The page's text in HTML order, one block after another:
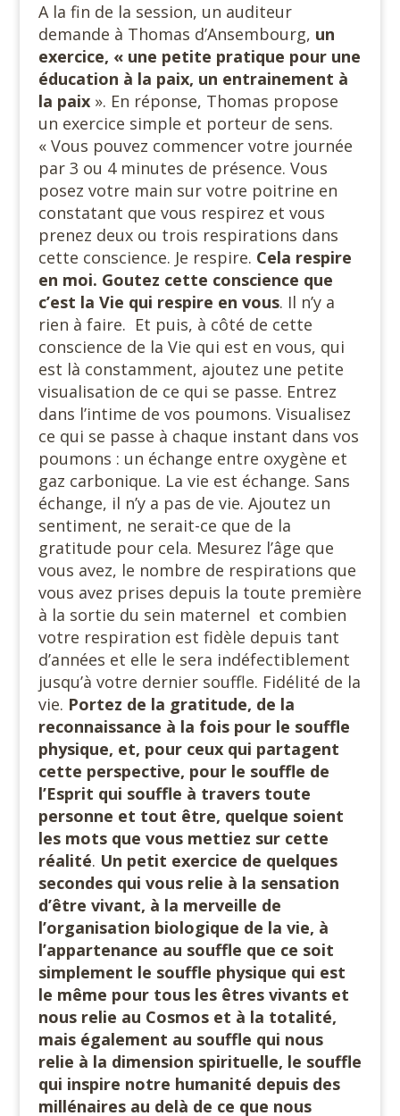
A la fin de la session, un auditeur
demande à Thomas d’Ansembourg, un
exercice, « une petite pratique pour une
éducation à la paix, un entrainement à
la paix ». En réponse, Thomas propose
un exercice simple et porteur de sens.
« Vous pouvez commencer votre journée
par 3 ou 4 minutes de présence. Vous
posez votre main sur votre poitrine en
constatant que vous respirez et vous
prenez deux ou trois respirations dans
cette conscience. Je respire. Cela respire
en moi. Goutez cette conscience que
c’est la Vie qui respire en vous. Il n’y a
rien à faire. Et puis, à côté de cette
conscience de la Vie qui est en vous, qui
est là constamment, ajoutez une petite
visualisation de ce qui se passe. Entrez
dans l’intime de vos poumons. Visualisez
ce qui se passe à chaque instant dans vos
poumons : un échange entre oxygène et
gaz carbonique. La vie est échange. Sans
échange, il n’y a pas de vie. Ajoutez un
sentiment, ne serait-ce que de la
gratitude pour cela. Mesurez l’âge que
vous avez, le nombre de respirations que
vous avez prises depuis la toute première
à la sortie du sein maternel et combien
votre respiration est fidèle depuis tant
d’années et elle le sera indéfectiblement
jusqu’à votre dernier souffle. Fidélité de la
vie. Portez de la gratitude, de la
reconnaissance à la fois pour le souffle
physique, et, pour ceux qui partagent
cette perspective, pour le souffle de
l’Esprit qui souffle à travers toute
personne et tout être, quelque soient
les mots que vous mettiez sur cette
réalité. Un petit exercice de quelques
secondes qui vous relie à la sensation
d’être vivant, à la merveille de
l’organisation biologique de la vie, à
l’appartenance au souffle que ce soit
simplement le souffle physique qui est
le même pour tous les êtres vivants et
nous relie au Cosmos et à la totalité,
mais également au souffle qui nous
relie à la dimension spirituelle, le souffle
qui inspire notre humanité depuis des
millénaires au delà de ce que nous